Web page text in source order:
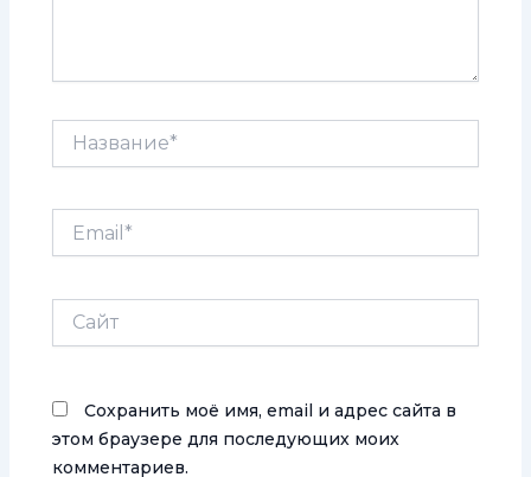
Сайт
Сохранить моё имя, email и адрес сайта в
этом браузере для последующих моих
комментариев.